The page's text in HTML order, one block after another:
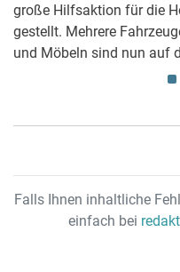
große Hilfsaktion für die
gestellt. Mehrere
und Möbeln sind nun auf
Falls Ihnen inhaltliche
einfach bei